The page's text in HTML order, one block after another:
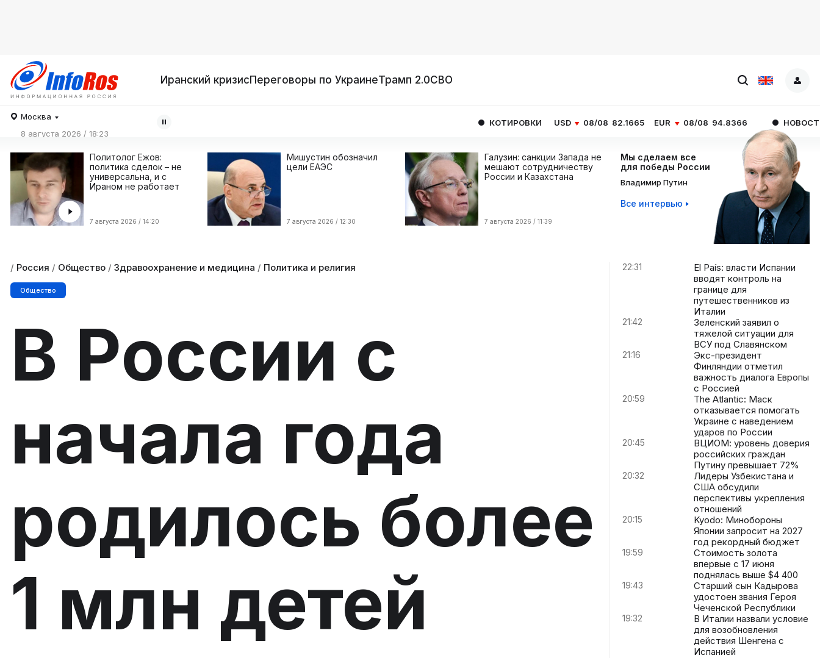
Иранский кризисПереговоры по УкраинеТрамп 2.0СВО
Москва
8 августа 2026 / 18:23
КОТИРОВКИ USD 08/08 82.1665 EUR 08/08 94.8366 НОВОСТИ ЧАСА El
Политолог Ежов:
политика сделок – не
универсальна, и с
Ираном не работает
7 августа 2026 / 14:20
Мишустин обозначил
цели ЕАЭС
7 августа 2026 / 12:30
Галузин: санкции Запада не
мешают сотрудничеству
России и Казахстана
7 августа 2026 / 11:39
Мы сделаем все
для победы России
Владимир Путин
Все интервью
/ Россия / Общество / Здравоохранение и медицина / Политика и религия
Общество
В России с
начала года
родилось более
1 млн детей
22:31
El País: власти Испании
вводят контроль на
границе для
путешественников из
Италии
21:42
Зеленский заявил о
тяжелой ситуации для
ВСУ под Славянском
21:16
Экс-президент
Финляндии отметил
важность диалога Европы
с Россией
20:59
The Atlantic: Маск
отказывается помогать
Украине с наведением
ударов по России
20:45
ВЦИОМ: уровень доверия
российских граждан
Путину превышает 72%
20:32
Лидеры Узбекистана и
США обсудили
перспективы укрепления
отношений
20:15
Kyodo: Минобороны
Японии запросит на 2027
год рекордный бюджет
19:59
Стоимость золота
впервые с 17 июня
поднялась выше $4 400
19:43
Старший сын Кадырова
удостоен звания Героя
Чеченской Республики
19:32
В Италии назвали условие
для возобновления
действия Шенгена с
Испанией